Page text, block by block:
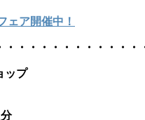
ェア開催中！
・・・・・・・・・・・
ップ